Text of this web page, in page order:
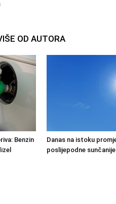
OD AUTORA
Benzin
Danas na istoku
poslijepodne